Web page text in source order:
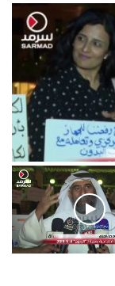
فيديو
5-2019.